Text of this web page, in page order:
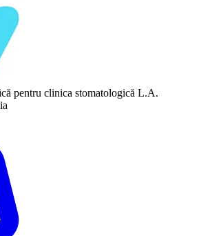
pentru clinica stomatologică L.A.